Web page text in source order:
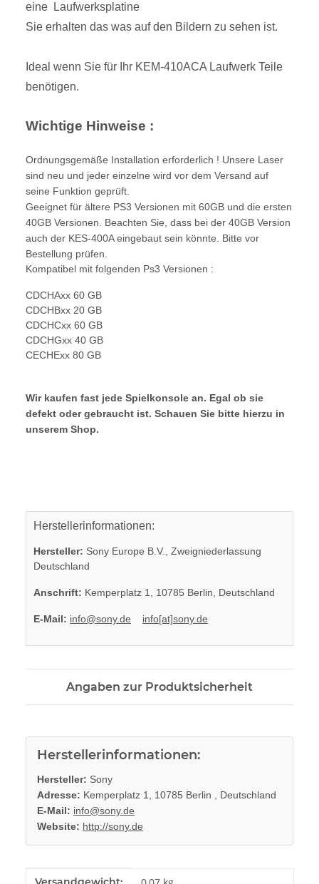
eine Laufwerksplatine
Sie erhalten das was auf den Bildern zu sehen ist.
Ideal wenn Sie für Ihr KEM-410ACA Laufwerk Teile
benötigen.
Wichtige Hinweise :
Ordnungsgemäße Installation erforderlich ! Unsere Laser
sind neu und jeder einzelne wird vor dem Versand auf
seine Funktion geprüft.
Geeignet für ältere PS3 Versionen mit 60GB und die ersten
40GB Versionen. Beachten Sie, dass bei der 40GB Version
auch der KES-400A eingebaut sein könnte. Bitte vor
Bestellung prüfen.
Kompatibel mit folgenden Ps3 Versionen :
CDCHAxx 60 GB
CDCHBxx 20 GB
CDCHCxx 60 GB
CDCHGxx 40 GB
CECHExx 80 GB
Wir kaufen fast jede Spielkonsole an. Egal ob sie
defekt oder gebraucht ist. Schauen Sie bitte hierzu in
unserem Shop.
Herstellerinformationen:
Hersteller: Sony Europe B.V., Zweigniederlassung
Deutschland
Anschrift: Kemperplatz 1, 10785 Berlin, Deutschland
E-Mail: info@sony.de info[at]sony.de
Angaben zur Produktsicherheit
Herstellerinformationen:
Hersteller: Sony
Adresse: Kemperplatz 1, 10785 Berlin , Deutschland
E-Mail: info@sony.de
Website: http://sony.de
Produkteigenschaft
Wert